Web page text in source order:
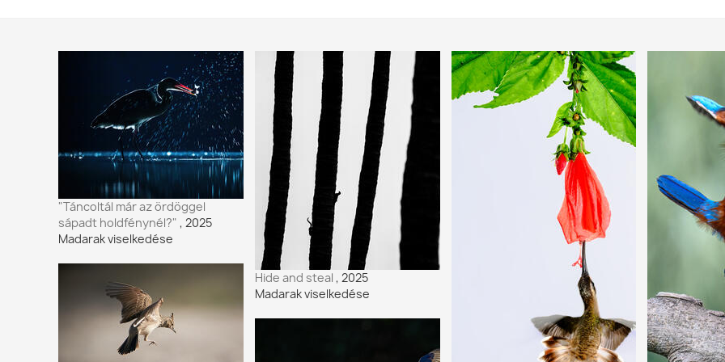
"Táncoltál már az ördöggel
sápadt holdfénynél?" , 2025
Madarak viselkedése
Hide and steal , 2025
Madarak viselkedése